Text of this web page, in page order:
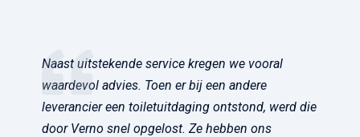
Naast uitstekende service kregen we vooral
waardevol advies. Toen er bij een andere
leverancier een toiletuitdaging ontstond, werd die
door Verno snel opgelost. Ze hebben ons